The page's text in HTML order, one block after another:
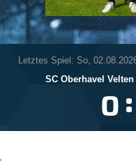
Letztes Spiel: So,
SC Oberhavel Velten
 :